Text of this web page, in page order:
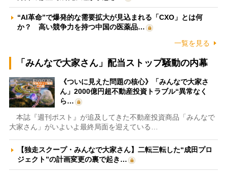
“AI革命”で爆発的な需要拡大が見込まれる「CXO」とは何
か？ 高い競争力を持つ中国の医薬品…
一覧を見る
「みんなで大家さん」配当ストップ騒動の内幕
《ついに見えた問題の核心》「みんなで大家さ
ん」2000億円超不動産投資トラブル“異常なく
ら…
本誌『週刊ポスト』が追及してきた不動産投資商品「みんなで
大家さん」がいよいよ最終局面を迎えている…
【独走スクープ・みんなで大家さん】二転三転した“成田プロ
ジェクト”の計画変更の裏で起き…